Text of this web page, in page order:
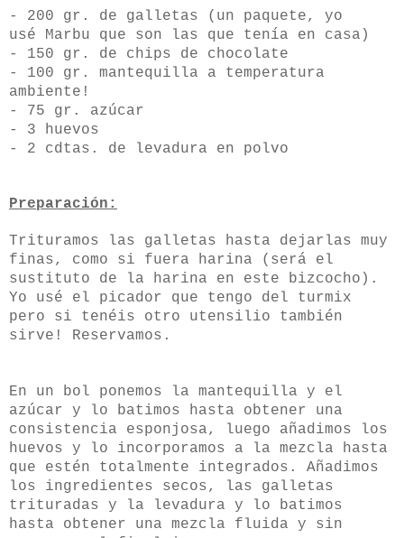
- 200 gr. de galletas (un paquete, yo
usé Marbu que son las que tenía en casa)
- 150 gr. de chips de chocolate
- 100 gr. mantequilla a temperatura
ambiente!
- 75 gr. azúcar
- 3 huevos
- 2 cdtas. de levadura en polvo
Preparación:
Trituramos las galletas hasta dejarlas muy
finas, como si fuera harina (será el
sustituto de la harina en este bizcocho).
Yo usé el picador que tengo del turmix
pero si tenéis otro utensilio también
sirve! Reservamos.
En un bol ponemos la mantequilla y el
azúcar y lo batimos hasta obtener una
consistencia esponjosa, luego añadimos los
huevos y lo incorporamos a la mezcla hasta
que estén totalmente integrados. Añadimos
los ingredientes secos, las galletas
trituradas y la levadura y lo batimos
hasta obtener una mezcla fluida y sin